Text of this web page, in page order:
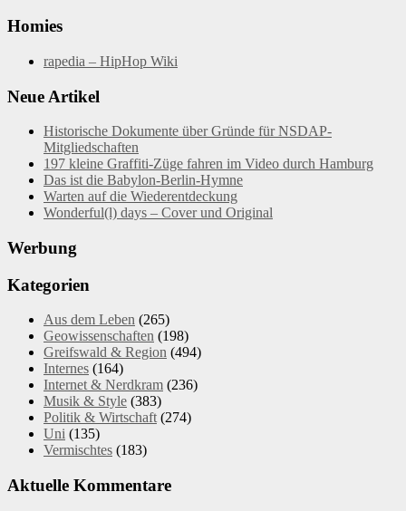
Homies
rapedia – HipHop Wiki
Neue Artikel
Historische Dokumente über Gründe für NSDAP-
Mitgliedschaften
197 kleine Graffiti-Züge fahren im Video durch Hamburg
Das ist die Babylon-Berlin-Hymne
Warten auf die Wiederentdeckung
Wonderful(l) days – Cover und Original
Werbung
Kategorien
Aus dem Leben (265)
Geowissenschaften (198)
Greifswald & Region (494)
Internes (164)
Internet & Nerdkram (236)
Musik & Style (383)
Politik & Wirtschaft(274)
Uni (135)
Vermischtes (183)
Aktuelle Kommentare